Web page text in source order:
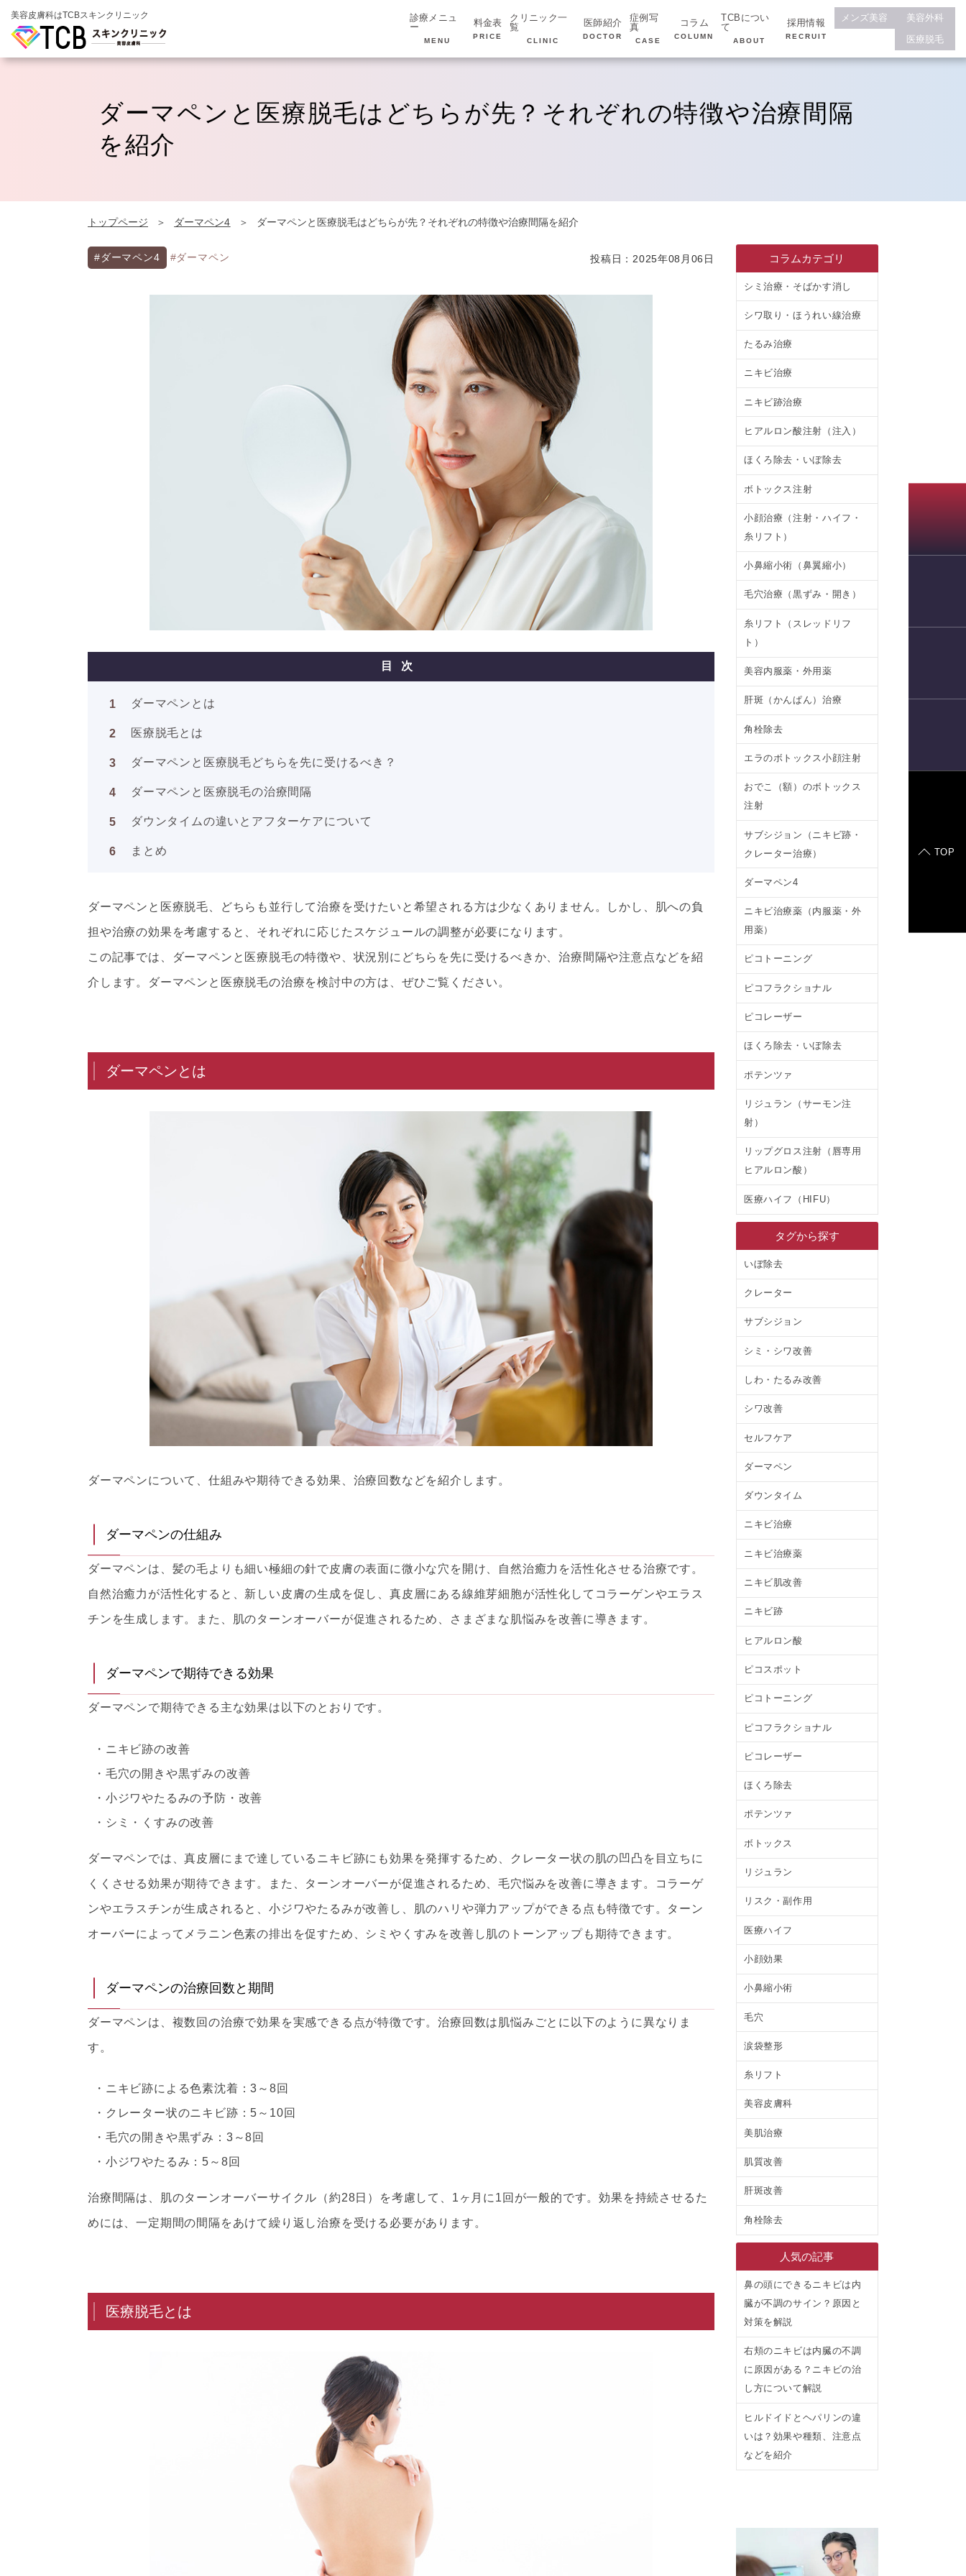
美容皮膚科はTCBスキンクリニック
診療メニュ
ー
MENU
料金表
PRICE
クリニック一
覧
CLINIC
医師紹介
DOCTOR
症例写
真
CASE
コラム
COLUMN
TCBについ
て
ABOUT
採用情報
RECRUIT
メンズ美容
美容外科
医療脱毛
ダーマペンと医療脱毛はどちらが先？それぞれの特徴や治療間隔
を紹介
トップページ ダーマペン4 ダーマペンと医療脱毛はどちらが先？それぞれの特徴や治療間隔を紹介
#ダーマペン4 #ダーマペン 投稿日：2025年08月06日
目次
ダーマペンとは
医療脱毛とは
ダーマペンと医療脱毛どちらを先に受けるべき？
ダーマペンと医療脱毛の治療間隔
ダウンタイムの違いとアフターケアについて
まとめ
ダーマペンと医療脱毛、どちらも並行して治療を受けたいと希望される方は少なくありません。しかし、肌への負
担や治療の効果を考慮すると、それぞれに応じたスケジュールの調整が必要になります。
この記事では、ダーマペンと医療脱毛の特徴や、状況別にどちらを先に受けるべきか、治療間隔や注意点などを紹
介します。ダーマペンと医療脱毛の治療を検討中の方は、ぜひご覧ください。
ダーマペンとは
ダーマペンについて、仕組みや期待できる効果、治療回数などを紹介します。
ダーマペンの仕組み
ダーマペンは、髪の毛よりも細い極細の針で皮膚の表面に微小な穴を開け、自然治癒力を活性化させる治療です。
自然治癒力が活性化すると、新しい皮膚の生成を促し、真皮層にある線維芽細胞が活性化してコラーゲンやエラス
チンを生成します。また、肌のターンオーバーが促進されるため、さまざまな肌悩みを改善に導きます。
ダーマペンで期待できる効果
ダーマペンで期待できる主な効果は以下のとおりです。
ニキビ跡の改善
毛穴の開きや黒ずみの改善
小ジワやたるみの予防・改善
シミ・くすみの改善
ダーマペンでは、真皮層にまで達しているニキビ跡にも効果を発揮するため、クレーター状の肌の凹凸を目立ちに
くくさせる効果が期待できます。また、ターンオーバーが促進されるため、毛穴悩みを改善に導きます。コラーゲ
ンやエラスチンが生成されると、小ジワやたるみが改善し、肌のハリや弾力アップができる点も特徴です。ターン
オーバーによってメラニン色素の排出を促すため、シミやくすみを改善し肌のトーンアップも期待できます。
ダーマペンの治療回数と期間
ダーマペンは、複数回の治療で効果を実感できる点が特徴です。治療回数は肌悩みごとに以下のように異なりま
す。
ニキビ跡による色素沈着：3～8回
クレーター状のニキビ跡：5～10回
毛穴の開きや黒ずみ：3～8回
小ジワやたるみ：5～8回
治療間隔は、肌のターンオーバーサイクル（約28日）を考慮して、1ヶ月に1回が一般的です。効果を持続させるた
めには、一定期間の間隔をあけて繰り返し治療を受ける必要があります。
医療脱毛とは
コラムカテゴリ
シミ治療・そばかす消し
シワ取り・ほうれい線治療
たるみ治療
ニキビ治療
ニキビ跡治療
ヒアルロン酸注射（注入）
ほくろ除去・いぼ除去
ボトックス注射
小顔治療（注射・ハイフ・
糸リフト）
小鼻縮小術（鼻翼縮小）
毛穴治療（黒ずみ・開き）
糸リフト（スレッドリフ
ト）
美容内服薬・外用薬
肝斑（かんぱん）治療
角栓除去
エラのボトックス小顔注射
おでこ（額）のボトックス
注射
サブシジョン（ニキビ跡・
クレーター治療）
ダーマペン4
ニキビ治療薬（内服薬・外
用薬）
ピコトーニング
ピコフラクショナル
ピコレーザー
ほくろ除去・いぼ除去
ポテンツァ
リジュラン（サーモン注
射）
リップグロス注射（唇専用
ヒアルロン酸）
医療ハイフ（HIFU）
タグから探す
いぼ除去
クレーター
サブシジョン
シミ・シワ改善
しわ・たるみ改善
シワ改善
セルフケア
ダーマペン
ダウンタイム
ニキビ治療
ニキビ治療薬
ニキビ肌改善
ニキビ跡
ヒアルロン酸
ピコスポット
ピコトーニング
ピコフラクショナル
ピコレーザー
ほくろ除去
ポテンツァ
ボトックス
リジュラン
リスク・副作用
医療ハイフ
小顔効果
小鼻縮小術
毛穴
涙袋整形
糸リフト
美容皮膚科
美肌治療
肌質改善
肝斑改善
角栓除去
人気の記事
鼻の頭にできるニキビは内
臓が不調のサイン？原因と
対策を解説
右頬のニキビは内臓の不調
に原因がある？ニキビの治
し方について解説
ヒルドイドとヘパリンの違
いは？効果や種類、注意点
などを紹介
TOP